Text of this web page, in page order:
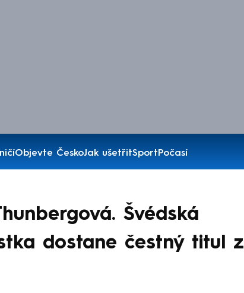
Objevte ČeskoJak ušetřitSportPočasí
Švédská
dostane čestný titul z